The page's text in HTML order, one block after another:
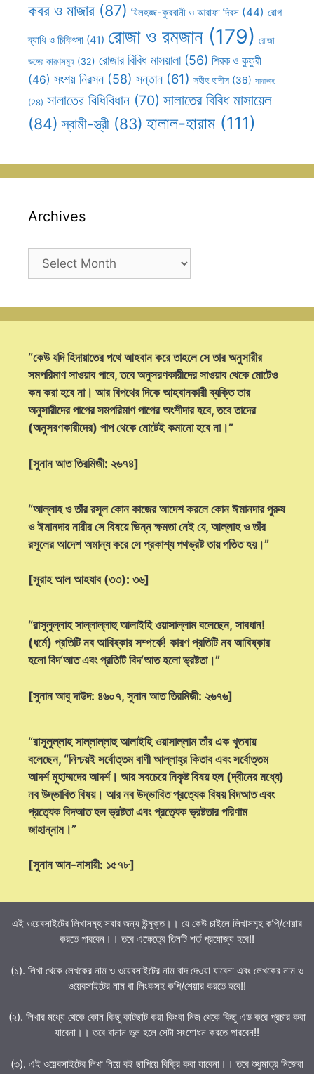
কবর ও মাজার (87) যিলহজ্জ-কুরবানী ও আরাফা দিবস (44) রোগ
ব্যাধি ও চিকিৎসা (41) রোজা ও রমজান(179) রোজা
ভঙ্গের কারণসমূহ (32) রোজার বিবিধ মাসয়ালা(56) শিরক ও কুফুরী
(46) সংশয় নিরসন (58) সন্তান (61) সহীহ হাদীস (36) সাদাকাহ
(28) সালাতের বিধিবিধান (70) সালাতের বিবিধ মাসায়েল
(84) স্বামী-স্ত্রী (83) হালাল-হারাম (111)
Archives
Archives
“কেউ যদি হিদায়াতের পথে আহবান করে তাহলে সে তার অনুসারীর
সমপরিমাণ সাওয়াব পাবে, তবে অনুসরণকারীদের সাওয়াব থেকে মোটেও
কম করা হবে না। আর বিপথের দিকে আহবানকারী ব্যক্তি তার
অনুসারীদের পাপের সমপরিমাণ পাপের অংশীদার হবে, তবে তাদের
(অনুসরণকারীদের) পাপ থেকে মোটেই কমানো হবে না।”
[সুনান আত তিরমিজী: ২৬৭৪]
“আল্লাহ ও তাঁর রসূল কোন কাজের আদেশ করলে কোন ঈমানদার পুরুষ
ও ঈমানদার নারীর সে বিষয়ে ভিন্ন ক্ষমতা নেই যে, আল্লাহ ও তাঁর
রসূলের আদেশ অমান্য করে সে প্রকাশ্য পথভ্রষ্ট তায় পতিত হয়।”
[সূরাহ আল আহযাব (৩৩): ৩৬]
“রাসূলুল্লাহ সাল্লাল্লাহু আলাইহি ওয়াসাল্লাম বলেছেন, সাবধান!
(ধর্মে) প্রতিটি নব আবিষ্কার সম্পর্কে! কারণ প্রতিটি নব আবিষ্কার
হলো বিদ‘আত এবং প্রতিটি বিদ‘আত হলো ভ্রষ্টতা।”
[সুনান আবূ দাউদ: ৪৬০৭, সুনান আত তিরমিজী: ২৬৭৬]
“রাসূলুল্লাহ সাল্লাল্লাহু আলাইহি ওয়াসাল্লাম তাঁর এক খুতবায়
বলেছেন, “নিশ্চয়ই সর্বোত্তম বাণী আল্লাহ্‌র কিতাব এবং সর্বোত্তম
আদর্শ মুহাম্মদের আদর্শ। আর সবচেয়ে নিকৃষ্ট বিষয় হল (দ্বীনের মধ্যে)
নব উদ্ভাবিত বিষয়। আর নব উদ্ভাবিত প্রত্যেক বিষয় বিদআত এবং
প্রত্যেক বিদআত হল ভ্রষ্টতা এবং প্রত্যেক ভ্রষ্টতার পরিণাম
জাহান্নাম।”
[সুনান আন-নাসায়ী: ১৫৭৮]
এই ওয়েবসাইটের লিখাসমূহ সবার জন্য উন্মুক্ত।। যে কেউ চাইলে লিখাসমূহ কপি/শেয়ার
করতে পারবেন।। তবে এক্ষেত্রে তিনটি শর্ত প্রযোজ্য হবে!!
(১). লিখা থেকে লেখকের নাম ও ওয়েবসাইটের নাম বাদ দেওয়া যাবেনা এবং লেখকের নাম ও
ওয়েবসাইটের নাম বা লিংকসহ কপি/শেয়ার করতে হবে!!
(২). লিখার মধ্যে থেকে কোন কিছু কাটছাট করা কিংবা নিজ থেকে কিছু এড করে প্রচার করা
যাবেনা।। তবে বানান ভুল হলে সেটা সংশোধন করতে পারবেন!!
(৩). এই ওয়েবসাইটের লিখা নিয়ে বই ছাপিয়ে বিক্রি করা যাবেনা।। তবে শুধুমাত্র নিজেরা